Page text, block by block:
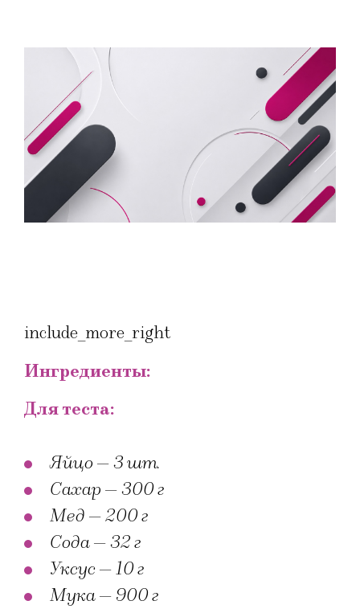
include_more_right
Ингредиенты:
Для теста:
Яйцо — 3 шт.
Сахар — 300 г
Мед — 200 г
Сода — 32 г
Уксус — 10 г
Мука — 900 г